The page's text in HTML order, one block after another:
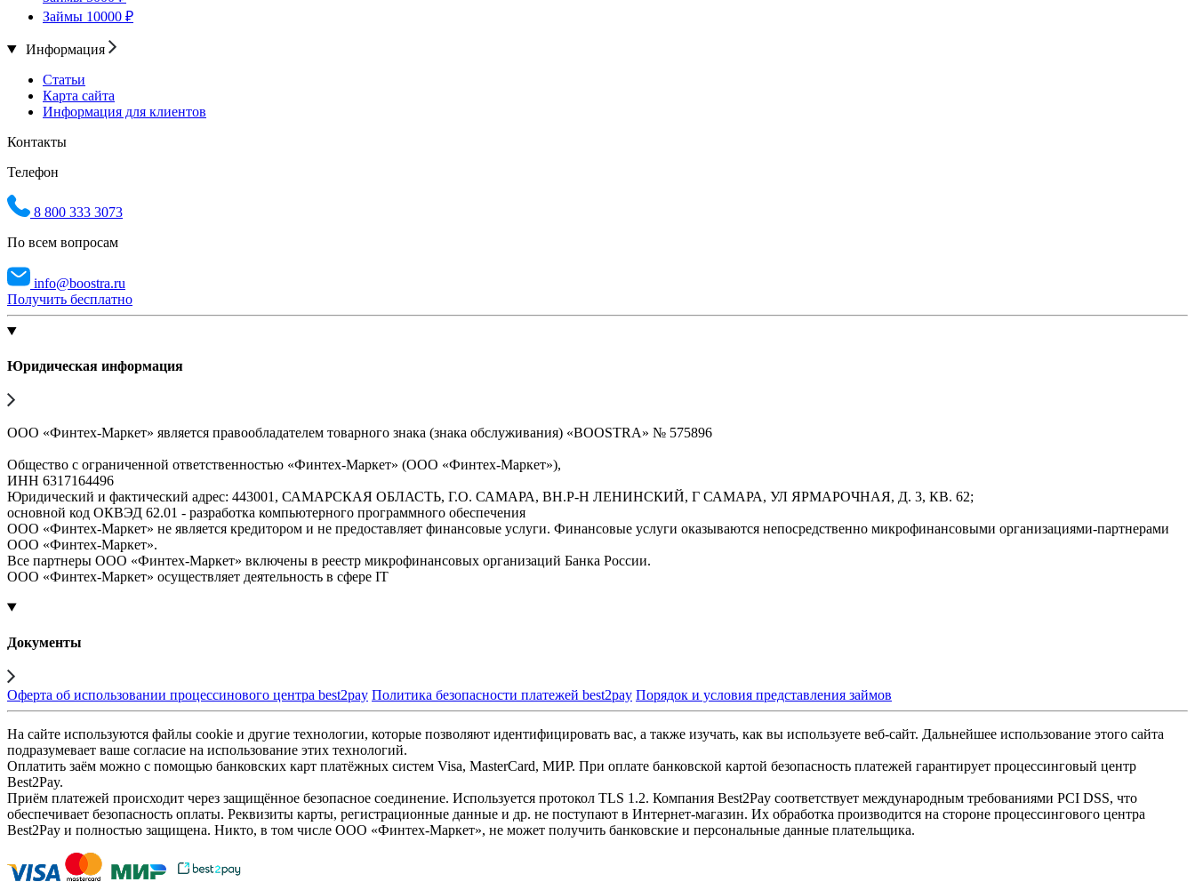
Займы 10000 ₽
Информация
Статьи
Карта сайта
Информация для клиентов
Контакты
Телефон
8 800 333 3073
По всем вопросам
info@boostra.ru
Получить бесплатно
Юридическая информация
ООО «Финтех-Маркет» является правообладателем товарного знака (знака обслуживания) «BOOSTRA» № 575896
Общество с ограниченной ответственностью «Финтех-Маркет» (ООО «Финтех-Маркет»),
ИНН 6317164496
Юридический и фактический адрес: 443001, САМАРСКАЯ ОБЛАСТЬ, Г.О. САМАРА, ВН.Р-Н ЛЕНИНСКИЙ, Г САМАРА, УЛ ЯРМАРОЧНАЯ, Д. 3, КВ. 62;
основной код ОКВЭД 62.01 - разработка компьютерного программного обеспечения
ООО «Финтех-Маркет» не является кредитором и не предоставляет финансовые услуги. Финансовые услуги оказываются непосредственно микрофинансовыми организациями-партнерами
ООО «Финтех-Маркет».
Все партнеры ООО «Финтех-Маркет» включены в реестр микрофинансовых организаций Банка России.
ООО «Финтех-Маркет» осуществляет деятельность в сфере IT
Документы
Оферта об использовании процессинового центра best2pay Политика безопасности платежей best2pay Порядок и условия представления займов
На сайте используются файлы cookie и другие технологии, которые позволяют идентифицировать вас, а также изучать, как вы используете веб-сайт. Дальнейшее использование этого сайта
подразумевает ваше согласие на использование этих технологий.
Оплатить заём можно с помощью банковских карт платёжных систем Visa, MasterCard, МИР. При оплате банковской картой безопасность платежей гарантирует процессинговый центр
Best2Pay.
Приём платежей происходит через защищённое безопасное соединение. Используется протокол TLS 1.2. Компания Best2Pay соответствует международным требованиями PCI DSS, что
обеспечивает безопасность оплаты. Реквизиты карты, регистрационные данные и др. не поступают в Интернет-магазин. Их обработка производится на стороне процессингового центра
Best2Pay и полностью защищена. Никто, в том числе ООО «Финтех-Маркет», не может получить банковские и персональные данные плательщика.